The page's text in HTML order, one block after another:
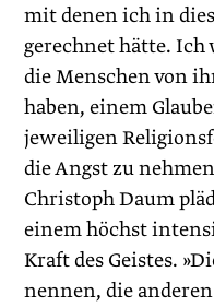
mit denen ich in
gerechnet hätte.
die Menschen von
haben, einem
jeweiligen
die Angst zu
Christoph Daum
einem höchst
Kraft des Geistes.
nennen, die